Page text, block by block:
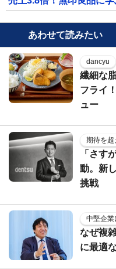
あわせて読みたい
dancyu
繊細な
フライ
ュー
期待を超
「さす
動。新
挑戦
中堅企業
なぜ複
に最適